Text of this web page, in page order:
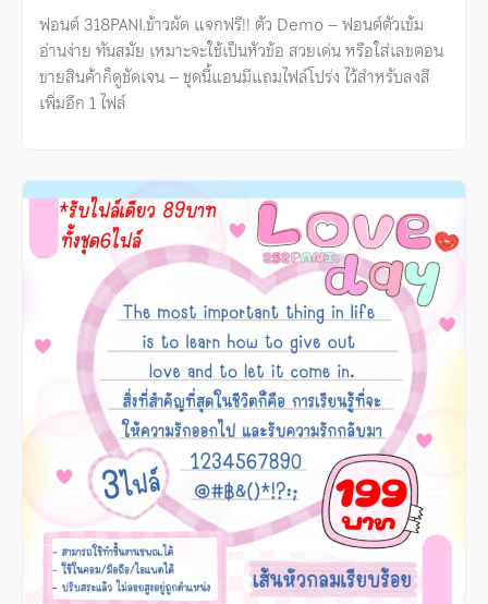
ฟอนต์ 318PANI.ข้าวผัด แจกฟรี!! ตัว Demo – ฟอนต์ตัวเข้ม
อ่านง่าย ทันสมัย เหมาะจะใช้เป็นหัวข้อ สวยเด่น หรือใส่เลขตอน
ขายสินค้าก็ดูชัดเจน – ชุดนี้แอนมีแถมไฟล์โปร่ง ไว้สำหรับลงสี
เพิ่มอีก 1 ไฟล์